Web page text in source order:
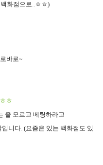
화점으로..ㅎㅎ)
바로~
ㅎ
줄 모르고 베팅하라고
니다. (요즘은 있는 백화점도 있